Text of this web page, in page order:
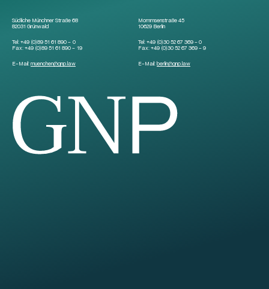
Südliche Münchner Straße 68
82031 Grünwald
Tel:+49 (0)89 51 61 890 – 0
Fax:+49 (0)89 51 61 890 – 19
E-Mail:muenchen@gnp.law
Mommsenstraße 45
10629 Berlin
Tel: +49 (0)30 52 67 369 – 0
Fax: +49 (0)30 52 67 369 – 9
E-Mail: berlin@gnp.law